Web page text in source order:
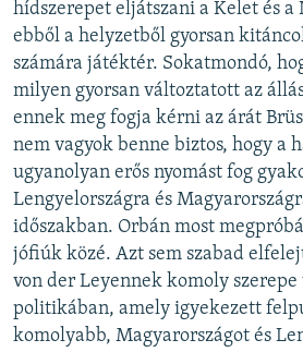
hídszerepet eljátszani a Kelet és a
ebből a helyzetből gyorsan
számára játéktér. Sokatmondó,
milyen gyorsan változtatott az
ennek meg fogja kérni az árát
nem vagyok benne biztos, hogy a
ugyanolyan erős nyomást fog
Lengyelországra és
időszakban. Orbán most
jófiúk közé. Azt sem szabad
von der Leyennek komoly
politikában, amely igyekezett
komolyabb, Magyarországot és